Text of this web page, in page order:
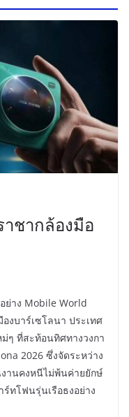
ชากล้องมือ
ย่าง Mobile World
งบาร์เซโลนา ประเทศ
ๆ ที่สะท้อนทิศทางวงกา
2026 ซึ่งจัดระหว่าง
านคงหนีไม่พ้นค่ายยักษ์
ร์ทโฟนรุ่นเรือธงอย่าง